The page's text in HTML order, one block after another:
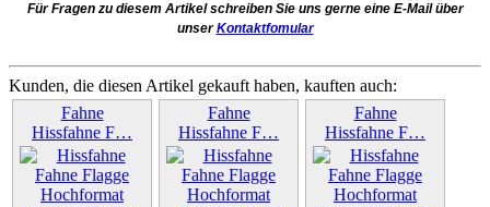
Für Fragen zu diesem Artikel schreiben Sie uns gerne eine E-Mail über
unserKontaktfomular
Kunden, die diesen Artikel gekauft haben, kauften auch:
Fahne
Hissfahne F…
Fahne
Hissfahne F…
Fahne
Hissfahne F…